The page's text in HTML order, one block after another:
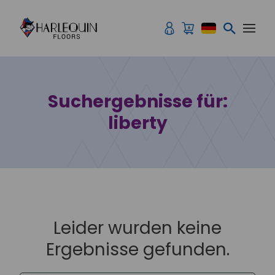
Suchergebnisse für:
liberty
Leider wurden keine
Ergebnisse gefunden.